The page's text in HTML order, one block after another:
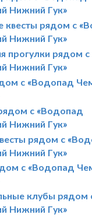
Нижний Гук»
квесты рядом с
Нижний Гук»
прогулки рядом
Нижний Гук»
с «Водопад
с «Водопад
Нижний Гук»
рядом с
Нижний Гук»
с «Водопад
клубы рядом
Нижний Гук»